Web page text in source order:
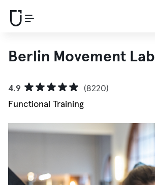
Berlin Movement Lab
4.9
(8220)
Functional Training